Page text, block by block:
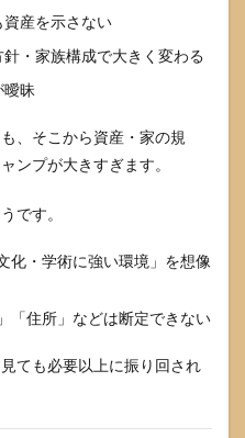
産を示さない
・家族構成で大きく変わる
曖昧
、そこから資産・家の規
ンプが大きすぎます。
です。
化・学術に強い環境」を想像
「住所」などは断定できない
ても必要以上に振り回され